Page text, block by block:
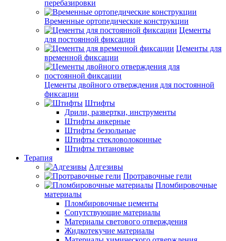
перебазировки
Временные ортопедические конструкции
Цементы
для постоянной фиксации
Цементы для
временной фиксации
Цементы двойного отверждения для постоянной
фиксации
Штифты
Дрили, развертки, инструменты
Штифты анкерные
Штифты беззольные
Штифты стекловолоконные
Штифты титановые
Терапия
Адгезивы
Протравочные гели
Пломбировочные
материалы
Пломбировочные цементы
Сопутствующие материалы
Материалы светового отверждения
Жидкотекучие материалы